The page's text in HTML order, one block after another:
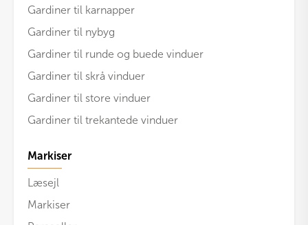
Gardiner til karnapper
Gardiner til nybyg
Gardiner til runde og buede vinduer
Gardiner til skrå vinduer
Gardiner til store vinduer
Gardiner til trekantede vinduer
Markiser
Læsejl
Markiser